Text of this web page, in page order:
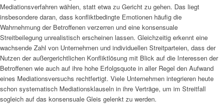
Mediationsverfahren wählen, statt etwa zu Gericht zu gehen. Das liegt
insbesondere daran, dass konfliktbedingte Emotionen häufig die
Wahrnehmung der Betroffenen verzerren und eine konsensuale
Streitbeilegung unrealistisch erscheinen lassen. Gleichzeitig erkennt eine
wachsende Zahl von Unternehmen und individuellen Streitparteien, dass der
Nutzen der außergerichtlichen Konfliktlösung mit Blick auf die Interessen der
Betroffenen wie auch auf ihre hohe Erfolgsquote in aller Regel den Aufwand
eines Mediationsversuchs rechtfertigt. Viele Unternehmen integrieren heute
schon systematisch Mediationsklauseln in ihre Verträge, um im Streitfall
sogleich auf das konsensuale Gleis gelenkt zu werden.